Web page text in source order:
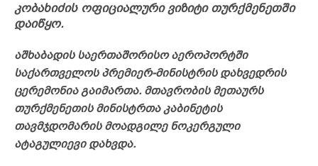
კობახიძის ოფიციალური ვიზიტი თურქმენეთში
დაიწყო.
აშხაბადის საერთაშორისო აეროპორტში
საქართველოს პრემიერ-მინისტრის დახვედრის
ცერემონია გაიმართა. მთავრობის მეთაურს
თურქმენეთის მინისტრთა კაბინეტის
თავმჯდომარის მოადგილე ნოკერგული
ატაგულიევი დახვდა.